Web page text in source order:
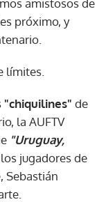
próximo, y
límites.
"chiquilines" de
la AUFTV
"Uruguay,
jugadores de
Sebastián